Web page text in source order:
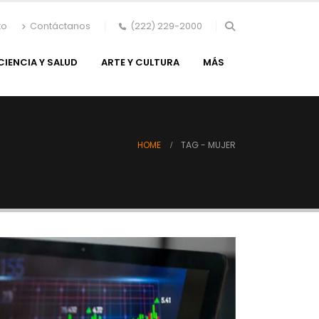
Contáctanos (222) 229-2000
Y SALUD ARTE Y CULTURA MÁS
HOME TAG - MUJER